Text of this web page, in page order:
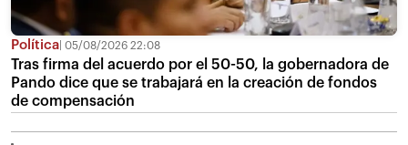
Política 05/08/2026 22:08
Tras firma del acuerdo por el 50-50, la gobernadora de
Pando dice que se trabajará en la creación de fondos
de compensación